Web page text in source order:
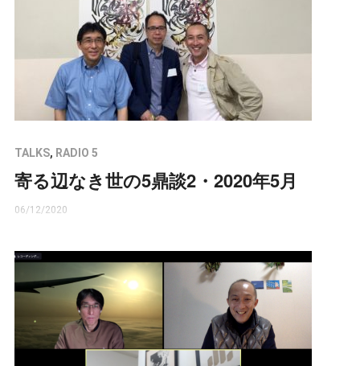
TALKS, RADIO 5
寄る辺なき世の5鼎談2・2020年5月
06/12/2020